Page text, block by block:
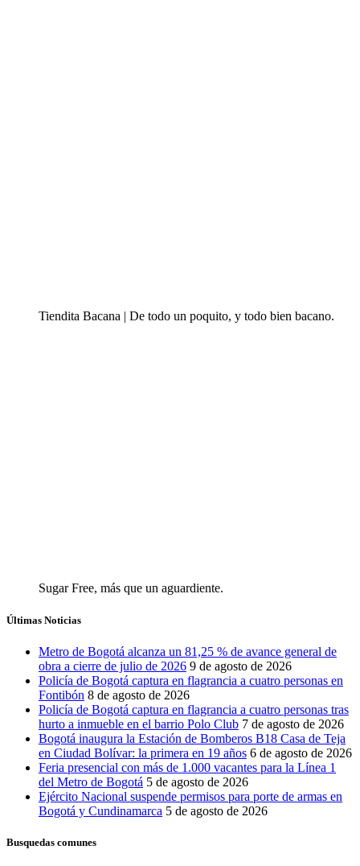
Tiendita Bacana | De todo un poquito, y todo bien bacano.
Sugar Free, más que un aguardiente.
Últimas Noticias
Metro de Bogotá alcanza un 81,25 % de avance general de
obra a cierre de julio de 2026 9 de agosto de 2026
Policía de Bogotá captura en flagrancia a cuatro personas en
Fontibón 8 de agosto de 2026
Policía de Bogotá captura en flagrancia a cuatro personas tras
hurto a inmueble en el barrio Polo Club 7 de agosto de 2026
Bogotá inaugura la Estación de Bomberos B18 Casa de Teja
en Ciudad Bolívar: la primera en 19 años 6 de agosto de 2026
Feria presencial con más de 1.000 vacantes para la Línea 1
del Metro de Bogotá 5 de agosto de 2026
Ejército Nacional suspende permisos para porte de armas en
Bogotá y Cundinamarca 5 de agosto de 2026
Busquedas comunes